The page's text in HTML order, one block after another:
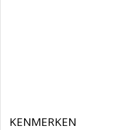
KENMERKEN